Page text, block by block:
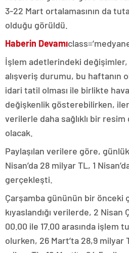
3-22 Mart ortalamasının da
olduğu görüldü.
Haberin Devamı
İşlem adetlerindeki
alışveriş durumu, bu haftanın
idari tatil olması ile birlikte
değişkenlik gösterebilirken,
verilerle daha sağlıklı bir
olacak.
Paylaşılan verilere göre,
Nisan’da 28 milyar TL, 1
gerçekleşti.
Çarşamba gününün bir önceki
kıyaslandığı verilerde, 2
00.00 ile 17.00 arasında işlem
olurken, 26 Mart’ta 28,9 milyar